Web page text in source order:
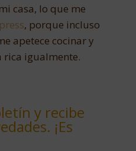
casa, lo que me
, porque incluso
apetece cocinar y
igualmente.
y recibe
¡Es